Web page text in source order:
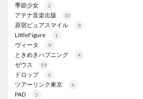
季節少女 2
アテナ音楽出版 10
原宿ピュアスマイル 9
LittleFigure 1
ヴィータ 9
ときめきハプニング 4
ゼウス 19
ドロップ 6
ツアーリンク東京 6
PAD 5